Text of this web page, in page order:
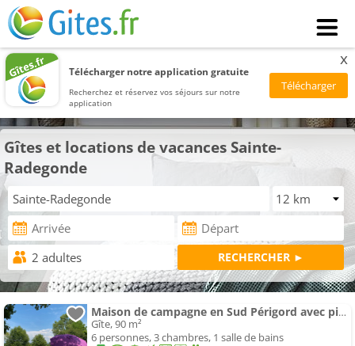
Télécharger notre application gratuite
Recherchez et réservez vos séjours sur notre
application
x
Gîtes et locations de vacances Sainte-
Radegonde
Maison de campagne en Sud Périgord avec piscine privée
Gîte, 90 m²
6 personnes, 3 chambres, 1 salle de bains